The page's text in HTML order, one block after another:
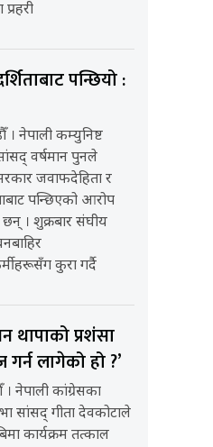
पन्छियो :
। नेपाली कम्युनिष्ट
वर्षमान पुनले
जवाफदेहिता र
पन्छिएको आरोप
। शुक्रबार संघीय
कुरा गर्दै
थापाको प्रशंसा
लागेको हो ?’
। नेपाली कांग्रेसका
सांसद् गीता देवकोटाले
कार्यक्रम तत्काल